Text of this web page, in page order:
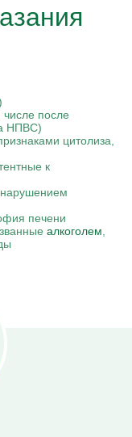
числе после
НПВС)
цитолиза,
к
нарушением
печени
алкоголем